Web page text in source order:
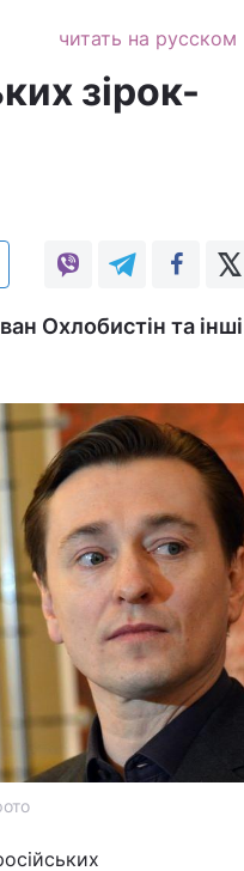
читать на русском
зірок-
Охлобистін та інші